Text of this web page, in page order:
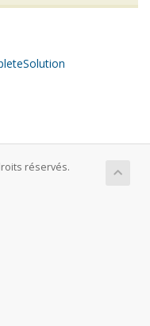
réservés.